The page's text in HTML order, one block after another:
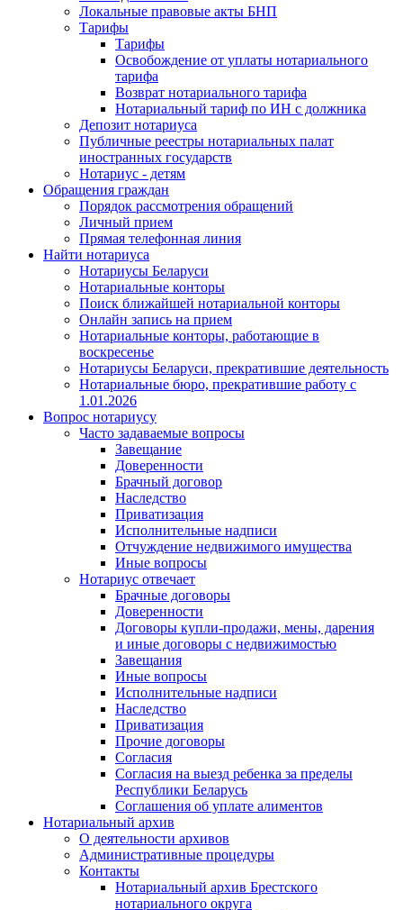
Локальные правовые акты БНП
Тарифы
Тарифы
Освобождение от уплаты нотариального
тарифа
Возврат нотариального тарифа
Нотариальный тариф по ИН с должника
Депозит нотариуса
Публичные реестры нотариальных палат
иностранных государств
Нотариус - детям
Обращения граждан
Порядок рассмотрения обращений
Личный прием
Прямая телефонная линия
Найти нотариуса
Нотариусы Беларуси
Нотариальные конторы
Поиск ближайшей нотариальной конторы
Онлайн запись на прием
Нотариальные конторы, работающие в
воскресенье
Нотариусы Беларуси, прекратившие деятельность
Нотариальные бюро, прекратившие работу с
1.01.2026
Вопрос нотариусу
Часто задаваемые вопросы
Завещание
Доверенности
Брачный договор
Наследство
Приватизация
Исполнительные надписи
Отчуждение недвижимого имущества
Иные вопросы
Нотариус отвечает
Брачные договоры
Доверенности
Договоры купли-продажи, мены, дарения
и иные договоры с недвижимостью
Завещания
Иные вопросы
Исполнительные надписи
Наследство
Приватизация
Прочие договоры
Согласия
Согласия на выезд ребенка за пределы
Республики Беларусь
Соглашения об уплате алиментов
Нотариальный архив
О деятельности архивов
Административные процедуры
Контакты
Нотариальный архив Брестского
нотариального округа